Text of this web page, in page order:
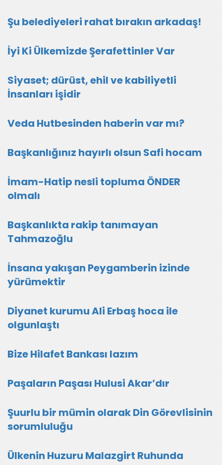
Şu belediyeleri rahat bırakın arkadaş!
İyi Ki Ülkemizde Şerafettinler Var
Siyaset; dürüst, ehil ve kabiliyetli
İnsanları işidir
Veda Hutbesinden haberin var mı?
Başkanlığınız hayırlı olsun Safi hocam
İmam-Hatip nesli topluma ÖNDER
olmalı
Başkanlıkta rakip tanımayan
Tahmazoğlu
İnsana yakışan Peygamberin izinde
yürümektir
Diyanet kurumu Ali Erbaş hoca ile
olgunlaştı
Bize Hilafet Bankası lazım
Paşaların Paşası Hulusi Akar’dır
Şuurlu bir mümin olarak Din Görevlisinin
sorumluluğu
Ülkenin Huzuru Malazgirt Ruhunda